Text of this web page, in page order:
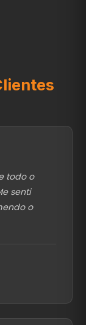
todo o
senti
o